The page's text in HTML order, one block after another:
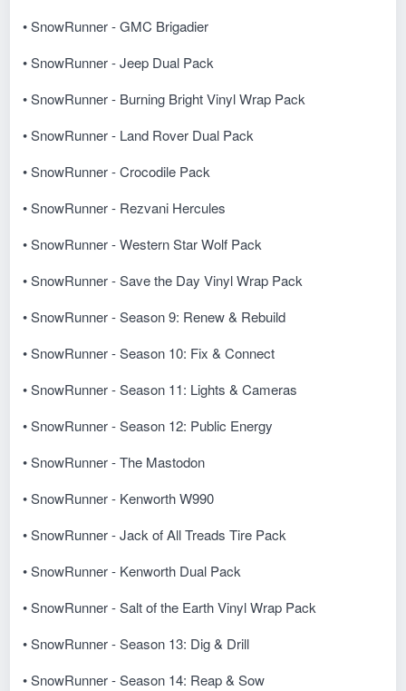
• SnowRunner - GMC Brigadier
• SnowRunner - Jeep Dual Pack
• SnowRunner - Burning Bright Vinyl Wrap Pack
• SnowRunner - Land Rover Dual Pack
• SnowRunner - Crocodile Pack
• SnowRunner - Rezvani Hercules
• SnowRunner - Western Star Wolf Pack
• SnowRunner - Save the Day Vinyl Wrap Pack
• SnowRunner - Season 9: Renew & Rebuild
• SnowRunner - Season 10: Fix & Connect
• SnowRunner - Season 11: Lights & Cameras
• SnowRunner - Season 12: Public Energy
• SnowRunner - The Mastodon
• SnowRunner - Kenworth W990
• SnowRunner - Jack of All Treads Tire Pack
• SnowRunner - Kenworth Dual Pack
• SnowRunner - Salt of the Earth Vinyl Wrap Pack
• SnowRunner - Season 13: Dig & Drill
• SnowRunner - Season 14: Reap & Sow